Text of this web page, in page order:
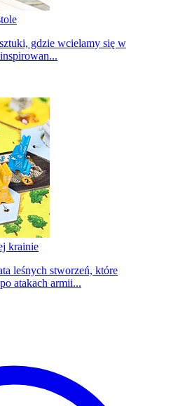
gdzie wcielamy się w
krainie
leśnych stworzeń, które
atakach armii...